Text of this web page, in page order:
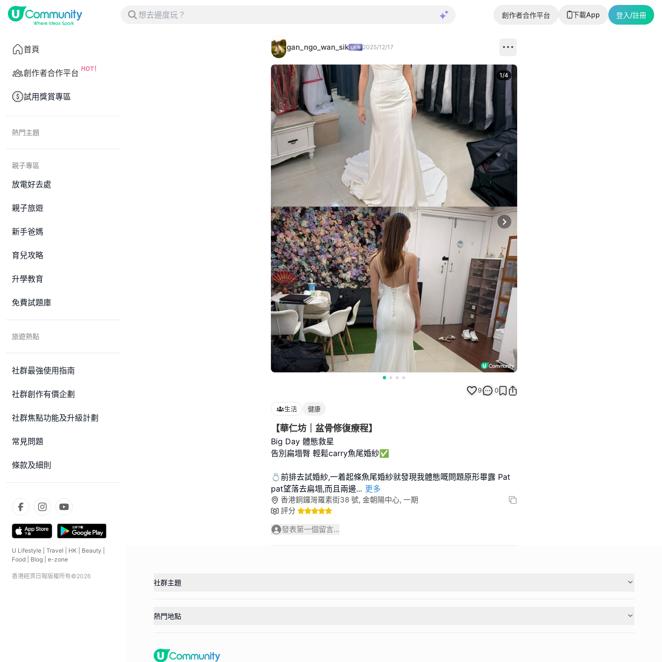
創作者合作平台 下載App 登入/註冊
首頁
創作者合作平台
試用獎賞專區
熱門主題
親子專區
放電好去處
親子旅遊
新手爸媽
育兒攻略
升學教育
免費試題庫
旅遊熱點
社群最強使用指南
社群創作有價企劃
社群焦點功能及升級計劃
常見問題
條款及細則
U Lifestyle Travel HK Beauty
Food
Blog e-zone
香港經濟日報版權所有©2026
gan_ngo_wan_sik 2025/12/17
Next slide
1/4
9 0
生活 健康
【華仁坊｜盆骨修復療程】
Big Day 體態救星
告別扁塌臀 輕鬆carry魚尾婚紗✅
💍前排去試婚紗,一着起條魚尾婚紗就發現我體態嘅問題原形畢露 Pat
pat望落去扁塌,而且兩邊... 更多
香港銅鑼灣羅素街38 號, 金朝陽中心, 一期
評分
發表第一個留言...
社群主題
熱門地點